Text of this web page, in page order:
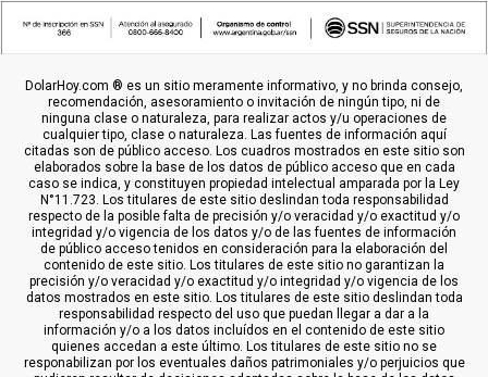
DolarHoy.com ® es un sitio meramente informativo, y no brinda consejo,
recomendación, asesoramiento o invitación de ningún tipo, ni de
ninguna clase o naturaleza, para realizar actos y/u operaciones de
cualquier tipo, clase o naturaleza. Las fuentes de información aquí
citadas son de público acceso. Los cuadros mostrados en este sitio son
elaborados sobre la base de los datos de público acceso que en cada
caso se indica, y constituyen propiedad intelectual amparada por la Ley
N°11.723. Los titulares de este sitio deslindan toda responsabilidad
respecto de la posible falta de precisión y/o veracidad y/o exactitud y/o
integridad y/o vigencia de los datos y/o de las fuentes de información
de público acceso tenidos en consideración para la elaboración del
contenido de este sitio. Los titulares de este sitio no garantizan la
precisión y/o veracidad y/o exactitud y/o integridad y/o vigencia de los
datos mostrados en este sitio. Los titulares de este sitio deslindan toda
responsabilidad respecto del uso que puedan llegar a dar a la
información y/o a los datos incluídos en el contenido de este sitio
quienes accedan a este último. Los titulares de este sitio no se
responabilizan por los eventuales daños patrimoniales y/o perjuicios que